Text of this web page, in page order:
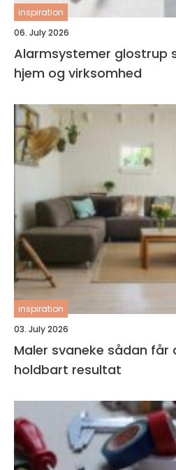
inspiration
06. July 2026
Alarmsystemer glostrup sådan sikrer du
hjem og virksomhed
inspiration
03. July 2026
Maler svaneke sådan får du et flot og
holdbart resultat